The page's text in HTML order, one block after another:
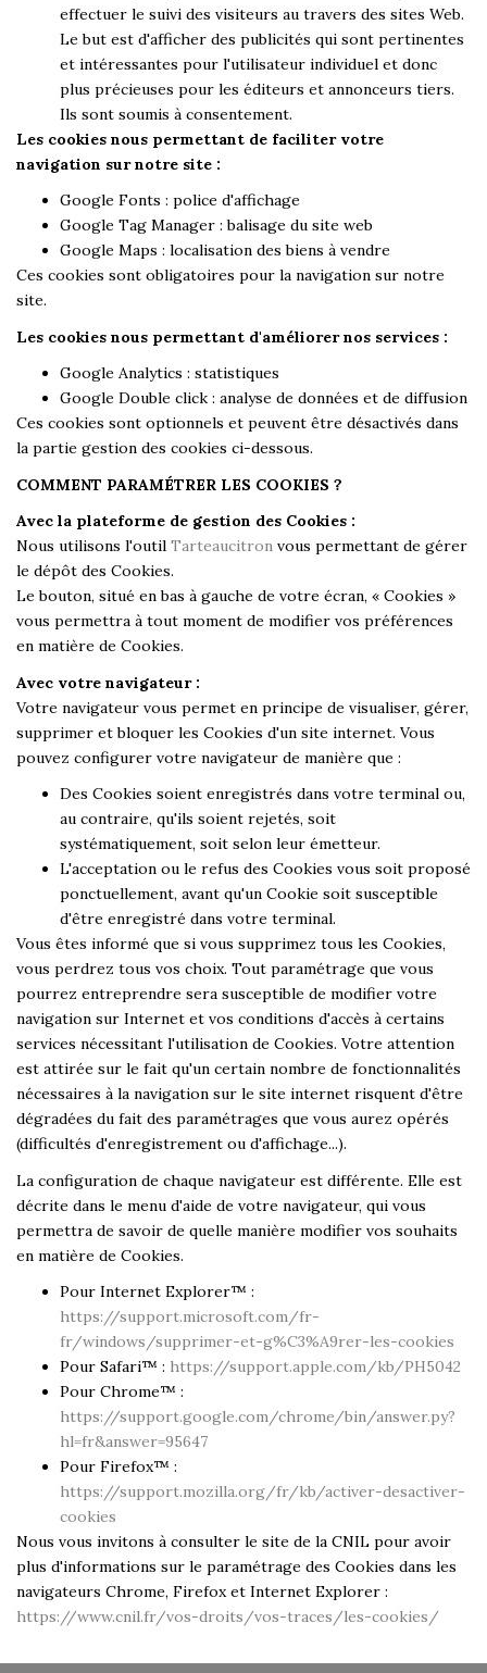
effectuer le suivi des visiteurs au travers des sites Web.
Le but est d'afficher des publicités qui sont pertinentes
et intéressantes pour l'utilisateur individuel et donc
plus précieuses pour les éditeurs et annonceurs tiers.
Ils sont soumis à consentement.
Les cookies nous permettant de faciliter votre
navigation sur notre site :
Google Fonts : police d'affichage
Google Tag Manager : balisage du site web
Google Maps : localisation des biens à vendre
Ces cookies sont obligatoires pour la navigation sur notre
site.
Les cookies nous permettant d'améliorer nos services :
Google Analytics : statistiques
Google Double click : analyse de données et de diffusion
Ces cookies sont optionnels et peuvent être désactivés dans
la partie gestion des cookies ci-dessous.
COMMENT PARAMÉTRER LES COOKIES ?
Avec la plateforme de gestion des Cookies :
Nous utilisons l'outil Tarteaucitron vous permettant de gérer
le dépôt des Cookies.
Le bouton, situé en bas à gauche de votre écran, « Cookies »
vous permettra à tout moment de modifier vos préférences
en matière de Cookies.
Avec votre navigateur :
Votre navigateur vous permet en principe de visualiser, gérer,
supprimer et bloquer les Cookies d'un site internet. Vous
pouvez configurer votre navigateur de manière que :
Des Cookies soient enregistrés dans votre terminal ou,
au contraire, qu'ils soient rejetés, soit
systématiquement, soit selon leur émetteur.
L'acceptation ou le refus des Cookies vous soit proposé
ponctuellement, avant qu'un Cookie soit susceptible
d'être enregistré dans votre terminal.
Vous êtes informé que si vous supprimez tous les Cookies,
vous perdrez tous vos choix. Tout paramétrage que vous
pourrez entreprendre sera susceptible de modifier votre
navigation sur Internet et vos conditions d'accès à certains
services nécessitant l'utilisation de Cookies. Votre attention
est attirée sur le fait qu'un certain nombre de fonctionnalités
nécessaires à la navigation sur le site internet risquent d'être
dégradées du fait des paramétrages que vous aurez opérés
(difficultés d'enregistrement ou d'affichage...).
La configuration de chaque navigateur est différente. Elle est
décrite dans le menu d'aide de votre navigateur, qui vous
permettra de savoir de quelle manière modifier vos souhaits
en matière de Cookies.
Pour Internet Explorer™ :
https://support.microsoft.com/fr-
fr/windows/supprimer-et-g%C3%A9rer-les-cookies
Pour Safari™ : https://support.apple.com/kb/PH5042
Pour Chrome™ :
https://support.google.com/chrome/bin/answer.py?
hl=fr&answer=95647
Pour Firefox™ :
https://support.mozilla.org/fr/kb/activer-desactiver-
cookies
Nous vous invitons à consulter le site de la CNIL pour avoir
plus d'informations sur le paramétrage des Cookies dans les
navigateurs Chrome, Firefox et Internet Explorer :
https://www.cnil.fr/vos-droits/vos-traces/les-cookies/